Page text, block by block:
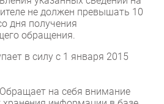
не должен превышать 10
дня получения
обращения.
в силу с 1 января 2015
Обращает на себя внимание